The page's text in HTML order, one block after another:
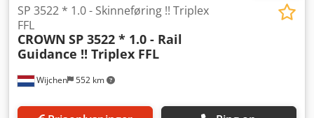
Wijchen 552 km
SP 3522 * 1.0 - Skinneføring !! Triplex
FFL
CROWN SP 3522 * 1.0 - Rail
Guidance !! Triplex FFL